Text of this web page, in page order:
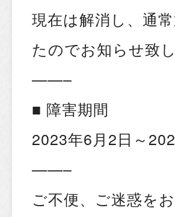
現在は解消し、通
たのでお知らせ致し
——–
■ 障害期間
2023年6月2日～
——–
ご不便、ご迷惑を